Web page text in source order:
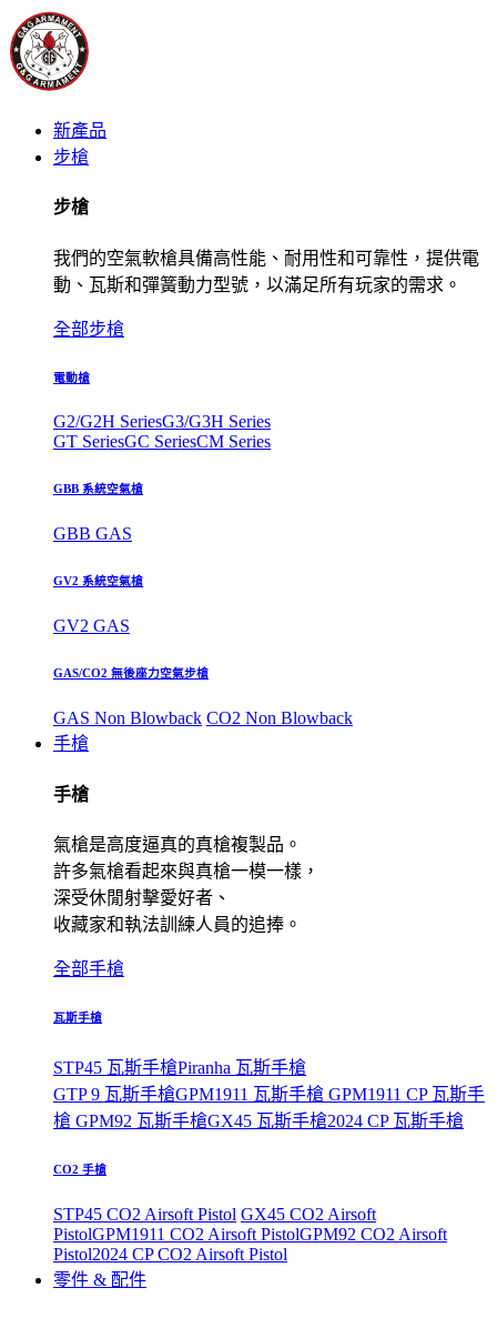
新產品
步槍
步槍
我們的空氣軟槍具備高性能、耐用性和可靠性，提供電
動、瓦斯和彈簧動力型號，以滿足所有玩家的需求。
全部步槍
電動槍
G2/G2H SeriesG3/G3H Series
GT SeriesGC SeriesCM Series
GBB 系統空氣槍
GBB GAS
GV2 系統空氣槍
GV2 GAS
GAS/CO2 無後座力空氣步槍
GAS Non Blowback CO2 Non Blowback
手槍
手槍
氣槍是高度逼真的真槍複製品。
許多氣槍看起來與真槍一模一樣，
深受休閒射擊愛好者、
收藏家和執法訓練人員的追捧。
全部手槍
瓦斯手槍
STP45 瓦斯手槍Piranha 瓦斯手槍
GTP 9 瓦斯手槍GPM1911 瓦斯手槍 GPM1911 CP 瓦斯手
槍 GPM92 瓦斯手槍GX45 瓦斯手槍2024 CP 瓦斯手槍
CO2 手槍
STP45 CO2 Airsoft Pistol GX45 CO2 Airsoft
PistolGPM1911 CO2 Airsoft PistolGPM92 CO2 Airsoft
Pistol2024 CP CO2 Airsoft Pistol
零件 & 配件